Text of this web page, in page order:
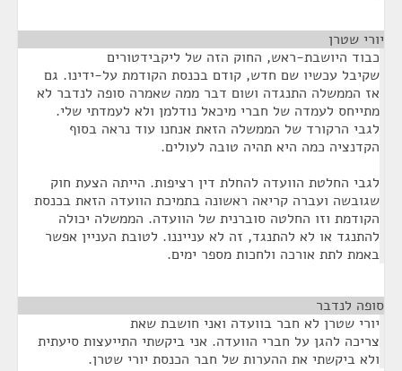
יורי שטרן
כבוד היושבת-ראש, החוק הזה של ליקבידטורים
שקיבל עכשיו שם חדש, קודם בכנסת הקודמת על-ידינו. גם
אז הממשלה התנגדה ושום דבר ממה שאמרה סופה לנדבר לא
מתייחס לעמדה של חברי מיכאל נודלמן ולא לעמדתי שלי.
לגבי הרקורד של הממשלה הזאת אנחנו עוד נראה בסוף
הקדנציה כמה היא תהיה טובה לעולים.
לגבי החלטת הוועדה להחלת דין רציפות. הייתה הצעת חוק
שגובשה ועברה קריאה ראשונה בתמיכת הוועדה הזאת בכנסת
הקודמת וזו החלטה סוברנית של הוועדה. הממשלה יכולה
להתנגד או לא להתנגד, זה לא ענייננו. לטובת העניין אפשר
באמת לתת אורכה ולחכות מספר ימים.
סופה לנדבר
יורי שטרן לא חבר בוועדה ואני חושבת שאת
צריכה להגן על חברי הוועדה. אני ביקשתי התייעצות סיעתית
ולא ביקשתי את ההערות של חבר הכנסת יורי שטרן.